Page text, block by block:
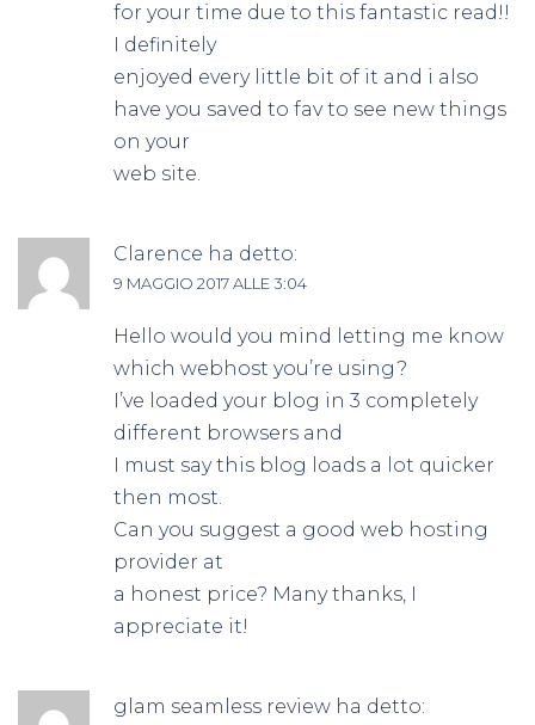
for your time due to this fantastic read!!
I definitely
enjoyed every little bit of it and i also
have you saved to fav to see new things
on your
web site.
Clarence ha detto:
9 MAGGIO 2017 ALLE 3:04
Hello would you mind letting me know
which webhost you’re using?
I’ve loaded your blog in 3 completely
different browsers and
I must say this blog loads a lot quicker
then most.
Can you suggest a good web hosting
provider at
a honest price? Many thanks, I
appreciate it!
glam seamless review ha detto: